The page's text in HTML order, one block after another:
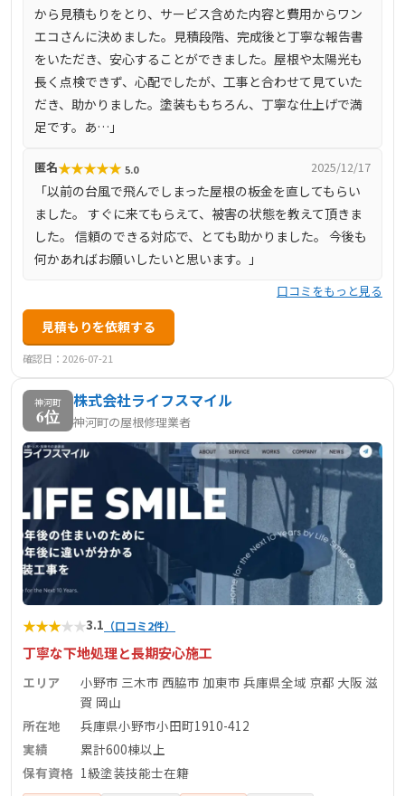
から見積もりをとり、サービス含めた内容と費用からワン
エコさんに決めました。見積段階、完成後と丁寧な報告書
をいただき、安心することができました。屋根や太陽光も
長く点検できず、心配でしたが、工事と合わせて見ていた
だき、助かりました。塗装ももちろん、丁寧な仕上げで満
足です。あ…」
匿名★★★★★ 5.0 2025/12/17
「以前の台風で飛んでしまった屋根の板金を直してもらい
ました。 すぐに来てもらえて、被害の状態を教えて頂きま
した。 信頼のできる対応で、とても助かりました。 今後も
何かあればお願いしたいと思います。」
口コミをもっと見る
見積もりを依頼する
確認日：2026-07-21
神河町
6位
株式会社ライフスマイル
神河町の屋根修理業者
★★★★★3.1 （口コミ2件）
丁寧な下地処理と長期安心施工
エリア
小野市 三木市 西脇市 加東市 兵庫県全域 京都 大阪 滋
賀 岡山
所在地
兵庫県小野市小田町1910-412
実績
累計600棟以上
保有資格 1級塗装技能士在籍